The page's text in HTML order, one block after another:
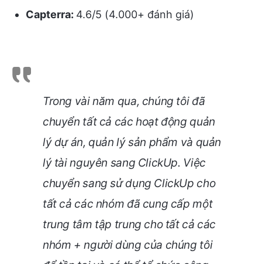
Capterra: 4.6/5 (4.000+ đánh giá)
Trong vài năm qua, chúng tôi đã
chuyển tất cả các hoạt động quản
lý dự án, quản lý sản phẩm và quản
lý tài nguyên sang ClickUp. Việc
chuyển sang sử dụng ClickUp cho
tất cả các nhóm đã cung cấp một
trung tâm tập trung cho tất cả các
nhóm + người dùng của chúng tôi